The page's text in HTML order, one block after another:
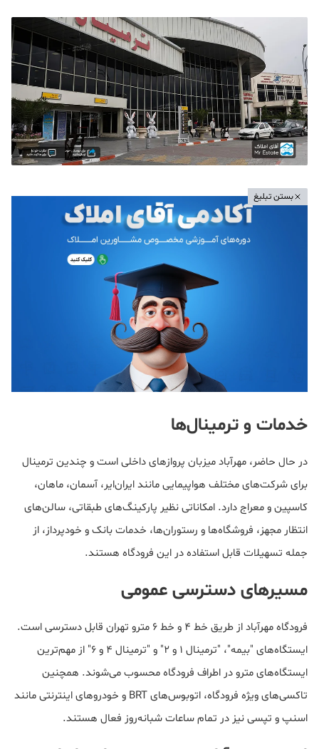
بستن تبلیغ
خدمات و ترمینال‌ها
در حال حاضر، مهرآباد میزبان پروازهای داخلی است و چندین ترمینال
برای شرکت‌های مختلف هواپیمایی مانند ایران‌ایر، آسمان، ماهان،
کاسپین و معراج دارد. امکاناتی نظیر پارکینگ‌های طبقاتی، سالن‌های
انتظار مجهز، فروشگاه‌ها و رستوران‌ها، خدمات بانک و خودپرداز، از
جمله تسهیلات قابل استفاده در این فرودگاه هستند.
مسیرهای دسترسی عمومی
فرودگاه مهرآباد از طریق خط ۴ و خط ۶ مترو تهران قابل دسترسی است.
ایستگاه‌های "بیمه"، "ترمینال ۱ و ۲" و "ترمینال ۴ و ۶" از مهم‌ترین
ایستگاه‌های مترو در اطراف فرودگاه محسوب می‌شوند. همچنین
تاکسی‌های ویژه فرودگاه، اتوبوس‌های BRT و خودروهای اینترنتی مانند
اسنپ و تپسی نیز در تمام ساعات شبانه‌روز فعال هستند.